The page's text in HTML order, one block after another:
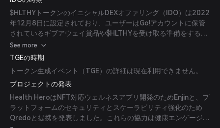
$HLTHYトークンのイニシャルDEXオファリング（IDO）は2022
年12月8日に設定されており、ユーザーはGo!アカウントに保管
されているギブアウェイ賞品や$HLTHYを受け取る準備をするこ
とができます。
See more
TGEの時期
トークン生成イベント（TGE）の詳細は現在利用できません。
プロジェクトの発表
Health HeroはNFT対応ウェルネスアプリ開発のためEnjinと、プ
ラットフォームのセキュリティとスケーラビリティ強化のため
Qredoと提携を発表しました。これらの協力は健康エンゲージメ